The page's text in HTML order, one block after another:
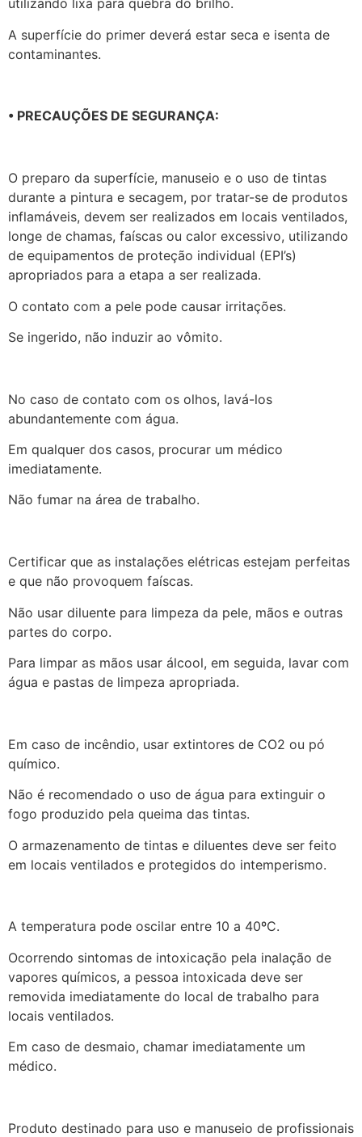
utilizando lixa para quebra do brilho.
A superfície do primer deverá estar seca e isenta de
contaminantes.
• PRECAUÇÕES DE SEGURANÇA:
O preparo da superfície, manuseio e o uso de tintas
durante a pintura e secagem, por tratar-se de produtos
inflamáveis, devem ser realizados em locais ventilados,
longe de chamas, faíscas ou calor excessivo, utilizando
de equipamentos de proteção individual (EPI’s)
apropriados para a etapa a ser realizada.
O contato com a pele pode causar irritações.
Se ingerido, não induzir ao vômito.
No caso de contato com os olhos, lavá-los
abundantemente com água.
Em qualquer dos casos, procurar um médico
imediatamente.
Não fumar na área de trabalho.
Certificar que as instalações elétricas estejam perfeitas
e que não provoquem faíscas.
Não usar diluente para limpeza da pele, mãos e outras
partes do corpo.
Para limpar as mãos usar álcool, em seguida, lavar com
água e pastas de limpeza apropriada.
Em caso de incêndio, usar extintores de CO2 ou pó
químico.
Não é recomendado o uso de água para extinguir o
fogo produzido pela queima das tintas.
O armazenamento de tintas e diluentes deve ser feito
em locais ventilados e protegidos do intemperismo.
A temperatura pode oscilar entre 10 a 40ºC.
Ocorrendo sintomas de intoxicação pela inalação de
vapores químicos, a pessoa intoxicada deve ser
removida imediatamente do local de trabalho para
locais ventilados.
Em caso de desmaio, chamar imediatamente um
médico.
Produto destinado para uso e manuseio de profissionais